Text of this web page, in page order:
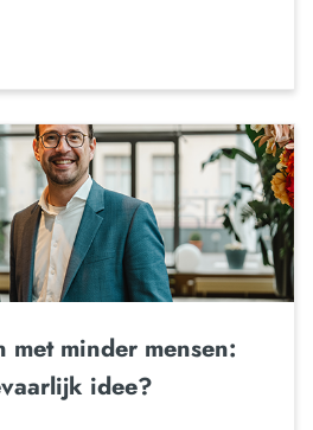
met minder mensen:
idee?